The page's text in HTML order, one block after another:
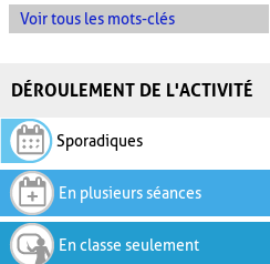
Voir tous les mots-clés
DÉROULEMENT DE L'ACTIVITÉ
Sporadiques
En plusieurs séances
En classe seulement